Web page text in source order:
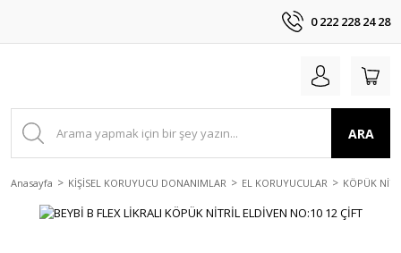
0 222 228 24 28
ARA
Anasayfa KİŞİSEL KORUYUCU DONANIMLAR EL KORUYUCULAR KÖPÜK